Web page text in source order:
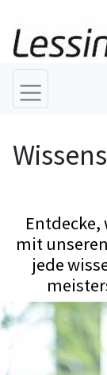
Entdecke,
mit
jede